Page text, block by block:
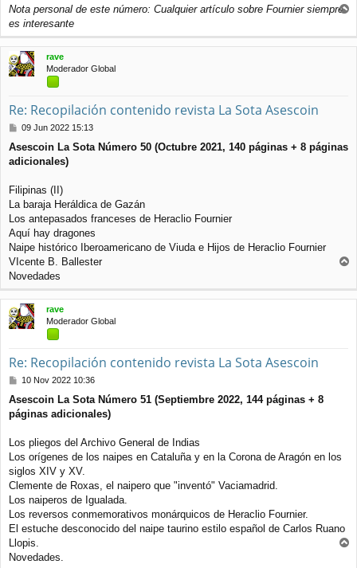
Nota personal de este número: Cualquier artículo sobre Fournier siempre
es interesante
r
i
rave
Moderador Global
Re: Recopilación contenido revista La Sota Asescoin
M
n
s
j
e
09 Jun 2022 15:13
Asescoin La Sota Número 50 (Octubre 2021, 140 páginas + 8 páginas
adicionales)
Filipinas (II)
La baraja Heráldica de Gazán
Los antepasados franceses de Heraclio Fournier
Aquí hay dragones
Naipe histórico Iberoamericano de Viuda e Hijos de Heraclio Fournier
VIcente B. Ballester
Novedades
i
rave
Moderador Global
Re: Recopilación contenido revista La Sota Asescoin
M
n
s
j
10 Nov 2022 10:36
Asescoin La Sota Número 51 (Septiembre 2022, 144 páginas + 8
páginas adicionales)
Los pliegos del Archivo General de Indias
Los orígenes de los naipes en Cataluña y en la Corona de Aragón en los
siglos XIV y XV.
Clemente de Roxas, el naipero que "inventó" Vaciamadrid.
Los naiperos de Igualada.
Los reversos conmemorativos monárquicos de Heraclio Fournier.
El estuche desconocido del naipe taurino estilo español de Carlos Ruano
Llopis.
Novedades.